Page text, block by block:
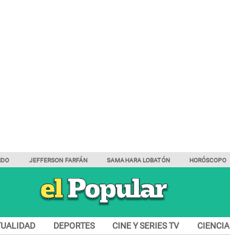
JEFFERSON FARFÁN SAMAHARA LOBATÓN HORÓSCOPO
DEPORTES CINE Y SERIES TV CIENCIA